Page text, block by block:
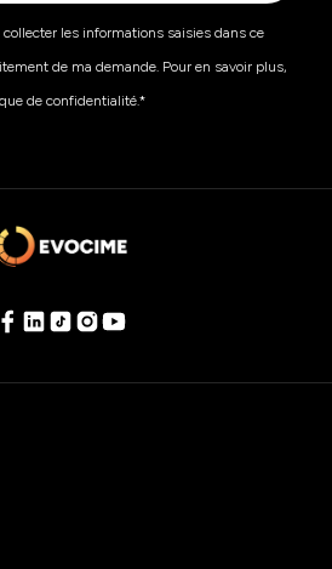
les informations saisies dans ce
de ma demande. Pour en savoir plus,
de confidentialité.*